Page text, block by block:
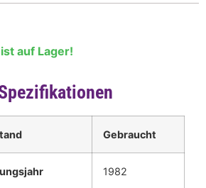
auf Lager!
Gebraucht
1982